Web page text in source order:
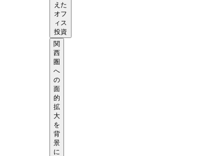
えた
オフ
ィス
投資
関
西
圏
へ
の
面
的
拡
大
を
背
景
に